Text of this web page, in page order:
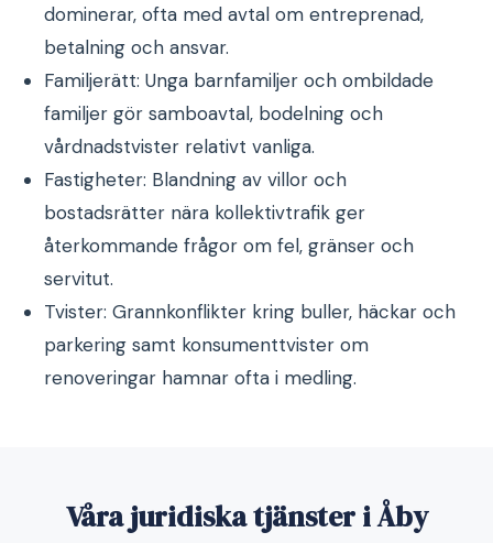
dominerar, ofta med avtal om entreprenad,
betalning och ansvar.
Familjerätt: Unga barnfamiljer och ombildade
familjer gör samboavtal, bodelning och
vårdnadstvister relativt vanliga.
Fastigheter: Blandning av villor och
bostadsrätter nära kollektivtrafik ger
återkommande frågor om fel, gränser och
servitut.
Tvister: Grannkonflikter kring buller, häckar och
parkering samt konsumenttvister om
renoveringar hamnar ofta i medling.
Våra juridiska tjänster i Åby